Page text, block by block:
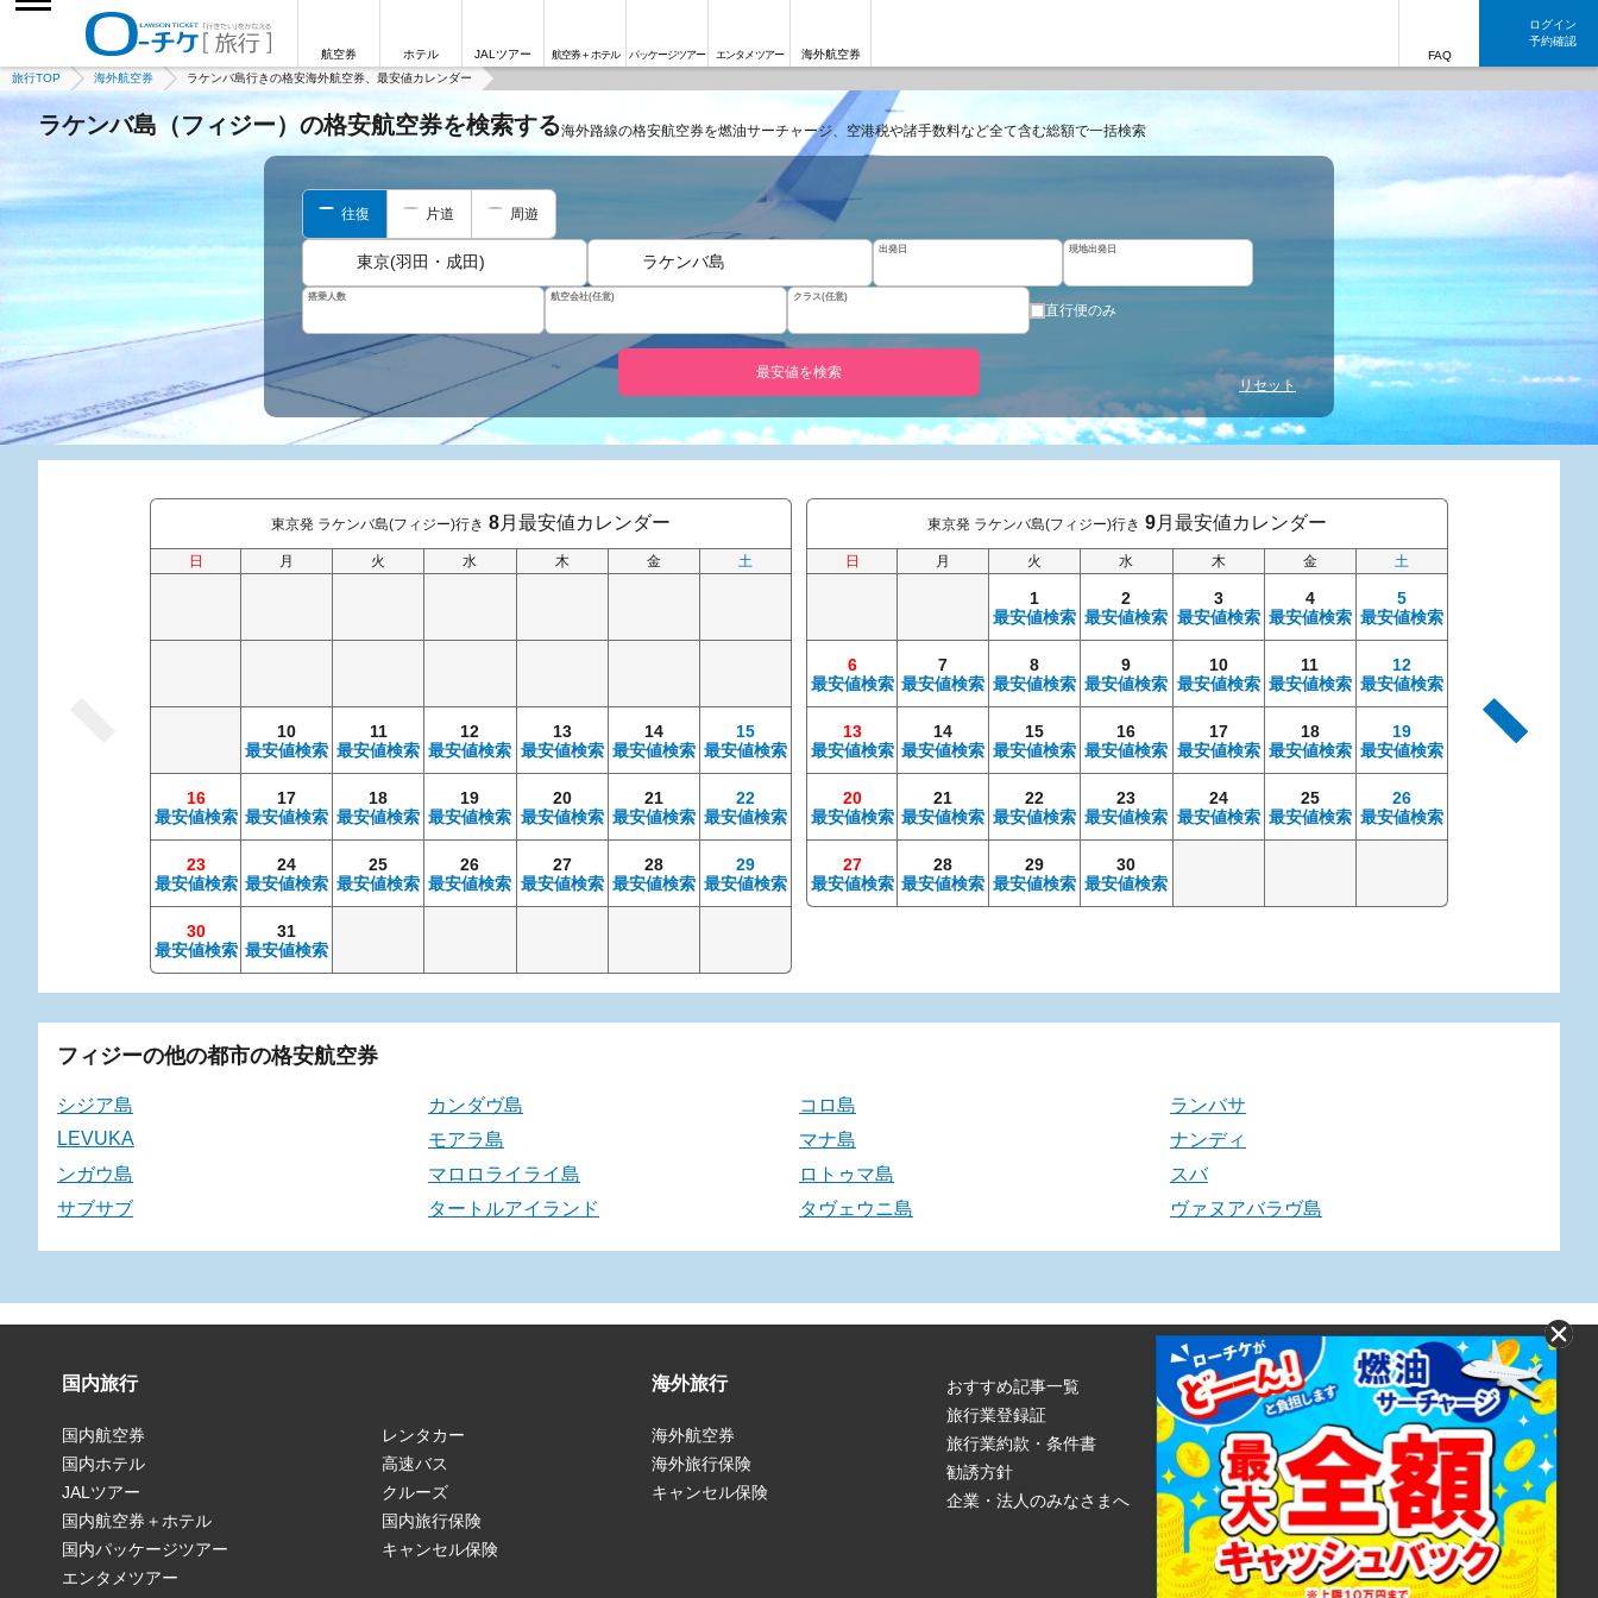
航空券 ホテル JALツアー 航空券＋ホテル パッケージツアー エンタメツアー 海外航空券 FAQ
ログイン
予約確認
旅行TOP 海外航空券 ラケンバ島行きの格安海外航空券、最安値カレンダー
ラケンバ島（フィジー）の格安航空券を検索する海外路線の格安航空券を燃油サーチャージ、空港税や諸手数料など全て含む総額で一括検索
往復 片道 周遊
東京(羽田・成田) ラケンバ島
出発日 現地出発日
搭乗人数 航空会社(任意) クラス(任意)
直行便のみ
最安値を検索
リセット
東京発 ラケンバ島(フィジー)行き 8月最安値カレンダー
日 月 火 水 木 金 土
10
最安値検索
11
最安値検索
12
最安値検索
13
最安値検索
14
最安値検索
15
最安値検索
16
最安値検索
17
最安値検索
18
最安値検索
19
最安値検索
20
最安値検索
21
最安値検索
22
最安値検索
23
最安値検索
24
最安値検索
25
最安値検索
26
最安値検索
27
最安値検索
28
最安値検索
29
最安値検索
30
最安値検索
31
最安値検索
東京発 ラケンバ島(フィジー)行き 9月最安値カレンダー
日 月 火 水 木 金 土
1
最安値検索
2
最安値検索
3
最安値検索
4
最安値検索
5
最安値検索
6
最安値検索
7
最安値検索
8
最安値検索
9
最安値検索
10
最安値検索
11
最安値検索
12
最安値検索
13
最安値検索
14
最安値検索
15
最安値検索
16
最安値検索
17
最安値検索
18
最安値検索
19
最安値検索
20
最安値検索
21
最安値検索
22
最安値検索
23
最安値検索
24
最安値検索
25
最安値検索
26
最安値検索
27
最安値検索
28
最安値検索
29
最安値検索
30
最安値検索
11
最安値検索
フィジーの他の都市の格安航空券
シジア島 カンダヴ島 コロ島
ランバサ
LEVUKA
モアラ島 マナ島
ナンディ
ンガウ島
マロロライライ島 ロトゥマ島
スバ
サブサブ
タートルアイランド タヴェウニ島 ヴァヌアバラヴ島
国内旅行
国内航空券
国内ホテル
JALツアー
国内航空券＋ホテル
国内パッケージツアー
エンタメツアー
レンタカー
高速バス
クルーズ
国内旅行保険
キャンセル保険
海外旅行
海外航空券
海外旅行保険
キャンセル保険
おすすめ記事一覧
旅行業登録証
旅行業約款・条件書
勧誘方針
企業・法人のみなさまへ
株式会社ローソンエンタテインメント
利用規約
ローソンWEB会員規約
個人情報の取り扱いについて
個人情報保護方針